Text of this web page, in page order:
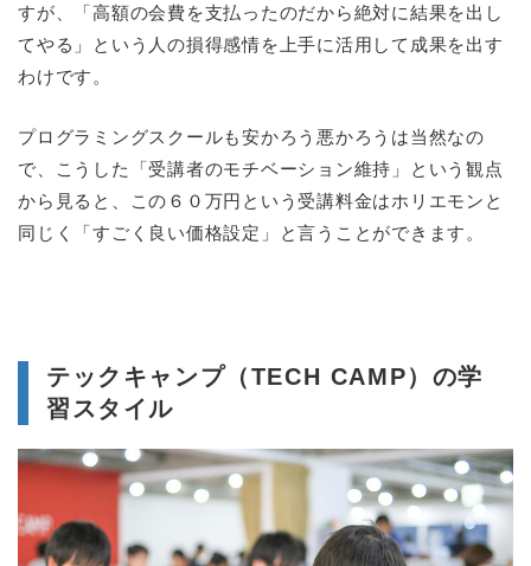
すが、「高額の会費を支払ったのだから絶対に結果を出し
てやる」という人の損得感情を上手に活用して成果を出す
わけです。
プログラミングスクールも安かろう悪かろうは当然なの
で、こうした「受講者のモチベーション維持」という観点
から見ると、この６０万円という受講料金はホリエモンと
同じく「すごく良い価格設定」と言うことができます。
テックキャンプ（TECH CAMP）の学
習スタイル